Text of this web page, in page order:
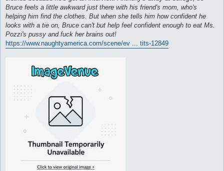
Bruce feels a little awkward just there with his friend's mom, who's
helping him find the clothes. But when she tells him how confident he
looks with a tie on, Bruce can't but help feel confident enough to eat Ms.
Pozzi's pussy and fuck her brains out!
https://www.naughtyamerica.com/scene/ev ... tits-12849